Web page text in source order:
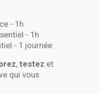
- 1h
- 1h
- 1 journée
, testez et
qui vous